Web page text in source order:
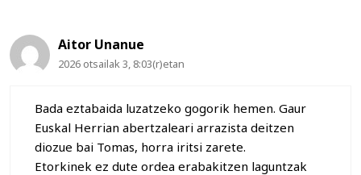
Aitor Unanue
2026 otsailak 3, 8:03(r)etan
Bada eztabaida luzatzeko gogorik hemen. Gaur
Euskal Herrian abertzaleari arrazista deitzen
diozue bai Tomas, horra iritsi zarete.
Etorkinek ez dute ordea erabakitzen laguntzak